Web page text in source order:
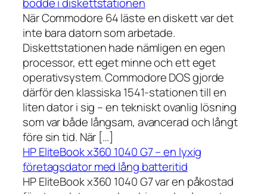
bodde i diskettstationen
När Commodore 64 läste en diskett var det
inte bara datorn som arbetade.
Diskettstationen hade nämligen en egen
processor, ett eget minne och ett eget
operativsystem. Commodore DOS gjorde
därför den klassiska 1541-stationen till en
liten dator i sig – en tekniskt ovanlig lösning
som var både långsam, avancerad och långt
före sin tid. När […]
HP EliteBook x360 1040 G7 – en lyxig
företagsdator med lång batteritid
HP EliteBook x360 1040 G7 var en påkostad